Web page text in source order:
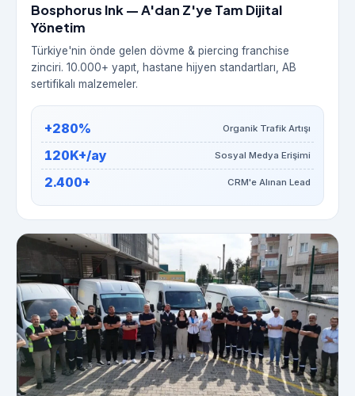
Bosphorus Ink — A'dan Z'ye Tam Dijital
Yönetim
Türkiye'nin önde gelen dövme & piercing franchise
zinciri. 10.000+ yapıt, hastane hijyen standartları, AB
sertifikalı malzemeler.
+280% Organik Trafik Artışı
120K+/ay Sosyal Medya Erişimi
2.400+ CRM'e Alınan Lead